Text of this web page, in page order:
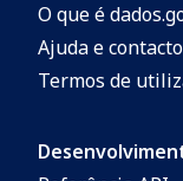
O que é
Ajuda e
Termos de